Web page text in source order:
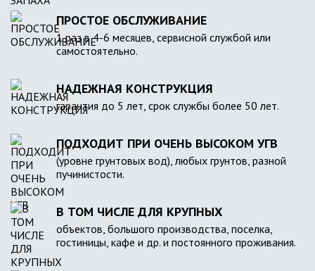
ПРОСТОЕ ОБСЛУЖИВАНИЕ
1 раз в 4-6 месяцев, сервисной службой или
самостоятельно.
НАДЕЖНАЯ КОНСТРУКЦИЯ
гарантия до 5 лет, срок службы более 50 лет.
ПОДХОДИТ ПРИ ОЧЕНЬ ВЫСОКОМ УГВ
(уровне грунтовых вод), любых грунтов, разной
пучинистости.
В ТОМ ЧИСЛЕ ДЛЯ КРУПНЫХ
объектов, большого производства, поселка,
гостиницы, кафе и др. и постоянного проживания.